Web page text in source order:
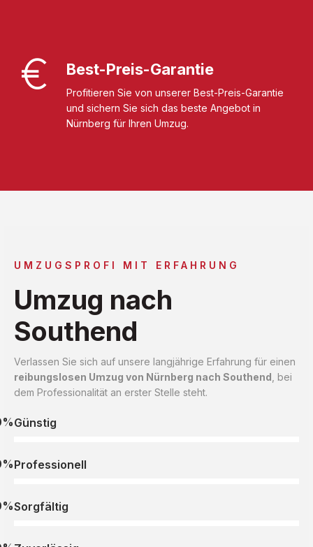
Best-Preis-Garantie
Profitieren Sie von unserer Best-Preis-Garantie
und sichern Sie sich das beste Angebot in
Nürnberg für Ihren Umzug.
UMZUGSPROFI MIT ERFAHRUNG
Umzug nach
Southend
Verlassen Sie sich auf unsere langjährige Erfahrung für einen
reibungslosen Umzug von Nürnberg nach Southend , bei
dem Professionalität an erster Stelle steht.
Günstig
Professionell
Sorgfältig